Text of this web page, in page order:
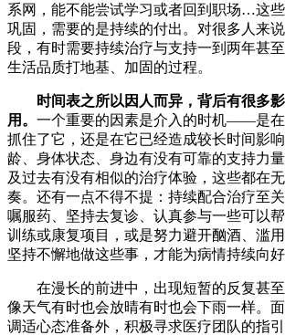
系网，能不能尝试学习或者回到职场…这
巩固，需要的是​​持续的付出​​。对很多人来
段，有时需要持续​​治疗与支持一到两年甚
生活品质打地基、加固的过程。
时间表之所以因人而异，背后有很多
用。 一个重要的因素是​​介入的时机​​——是
抓住了它，还是在它已经造成较长时间影
龄、身体状态、身边有没有可靠的支持力
及过去有没有相似的治疗体验​​，这些都在
奏。还有一点不得不提：​​持续配合治疗至
嘱服药、坚持去复诊、认真参与一些可以
训练或康复项目，或是努力避开酗酒、滥
坚持不懈地做这些事，才能为病情持续向好
在漫长的前进中，出现​​短暂的反复甚至
像天气有时也会放晴有时也会下雨一样。
调适心态准备外，​​积极寻求医疗团队的指